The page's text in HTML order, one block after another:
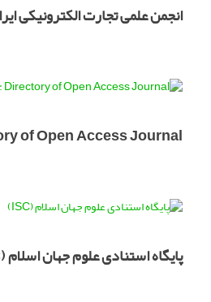
انجمن علمی تجارت الکترونیکی
of Open Access Journal
پایگاه استنادی علوم جهان اسلام (ISC)